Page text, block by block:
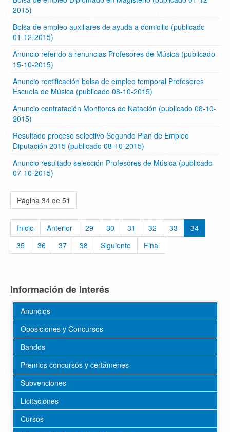
2015)
Bolsa de empleo auxiliares de ayuda a domicilio (publicado
01-12-2015)
Anuncio referido a renuncias Profesores de Música (publicado
15-10-2015)
Anuncio rectificación bolsa de empleo temporal Profesores
Escuela de Música (publicado 08-10-2015)
Anuncio contratación Monitores de Natación (publicado 08-10-
2015)
Resultado proceso selectivo Segundo Plan de Empleo
Diputación 2015 (publicado 08-10-2015)
Anuncio resultado selección Profesores de Música (publicado
07-10-2015)
Página 34 de 51
Inicio Anterior 29 30 31 32 33
34
35
36 37 38 Siguiente Final
Información de Interés
Anuncios
Oposiciones y Concursos
Bandos
Premios concursos y certámenes
Subvenciones
Licitaciones
Cursos